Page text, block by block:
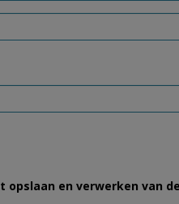
opslaan en verwerken van